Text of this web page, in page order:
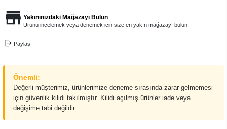
Yakınınızdaki Mağazayı Bulun
Ürünü incelemek veya denemek için size en yakın mağazayı bulun.
Paylaş
Önemli:
Değerli müşterimiz, ürünlerimize deneme sırasında zarar gelmemesi
için güvenlik kilidi takılmıştır. Kilidi açılmış ürünler iade veya
değişime tabi değildir.